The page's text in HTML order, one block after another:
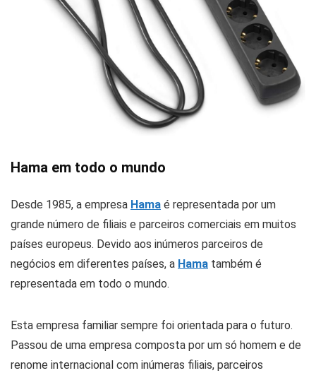
Hama em todo o mundo
Desde 1985, a empresa Hama é representada por um
grande número de filiais e parceiros comerciais em muitos
países europeus. Devido aos inúmeros parceiros de
negócios em diferentes países, a Hama também é
representada em todo o mundo.
Esta empresa familiar sempre foi orientada para o futuro.
Passou de uma empresa composta por um só homem e de
renome internacional com inúmeras filiais, parceiros